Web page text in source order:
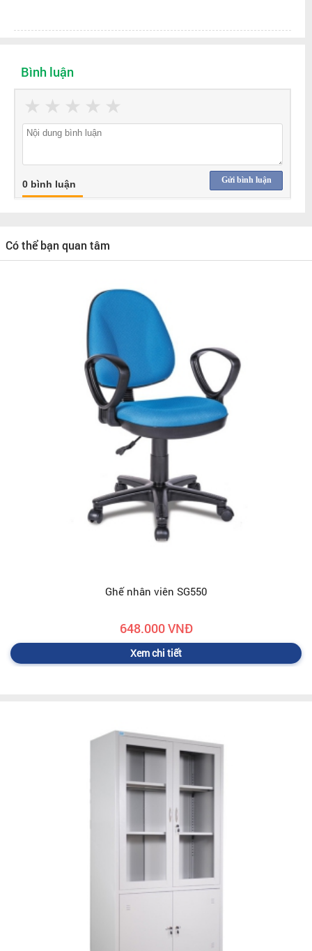
Bình luận
★
★
★
★
★
Gửi bình luận
0 bình luận
Có thể bạn quan tâm
Ghế nhân viên SG550
648.000 VNĐ
Xem chi tiết